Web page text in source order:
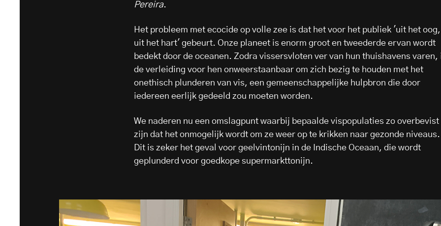
Pereira.
Het probleem met ecocide op volle zee is dat het voor het publiek 'uit het oog,
uit het hart' gebeurt. Onze planeet is enorm groot en tweederde ervan wordt
bedekt door de oceanen. Zodra vissersvloten ver van hun thuishavens varen,
de verleiding voor hen onweerstaanbaar om zich bezig te houden met het
onethisch plunderen van vis, een gemeenschappelijke hulpbron die door
iedereen eerlijk gedeeld zou moeten worden.
We naderen nu een omslagpunt waarbij bepaalde vispopulaties zo overbevist
zijn dat het onmogelijk wordt om ze weer op te krikken naar gezonde niveaus.
Dit is zeker het geval voor geelvintonijn in de Indische Oceaan, die wordt
geplunderd voor goedkope supermarkttonijn.